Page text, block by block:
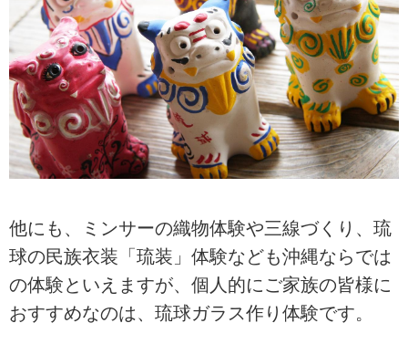
他にも、ミンサーの織物体験や三線づくり、琉
球の民族衣装「琉装」体験なども沖縄ならでは
の体験といえますが、個人的にご家族の皆様に
おすすめなのは、琉球ガラス作り体験です。